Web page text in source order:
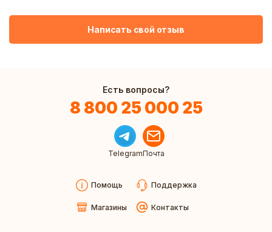
Написать свой отзыв
Есть вопросы?
8 800 25 000 25
TelegramПочта
Помощь Поддержка
Магазины Контакты